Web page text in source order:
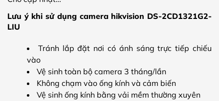
Lưu ý khi sử dụng camera hikvision DS-2CD1321G2-
LIU
Tránh lắp đặt nơi có ánh sáng trực tiếp chiếu
vào
Vệ sinh toàn bộ camera 3 tháng/lần
Không chạm vào ống kính và cảm biến
Vệ sinh ống kính bằng vải mềm thường xuyên